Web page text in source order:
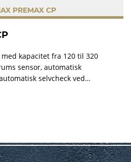
PREMAX CP
med kapacitet fra 120 til 320
sensor, automatisk
selvcheck ved
markedet. Kan konfigureres